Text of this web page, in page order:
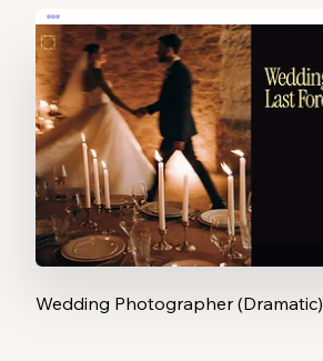
Wedding Photographer (Dramatic)